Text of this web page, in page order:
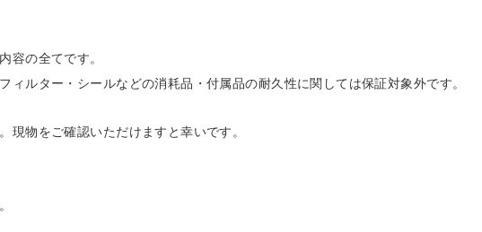
容の全てです。
ィルター・シールなどの消耗品・付属品の耐久性に関しては保証対象外です。
現物をご確認いただけますと幸いです。